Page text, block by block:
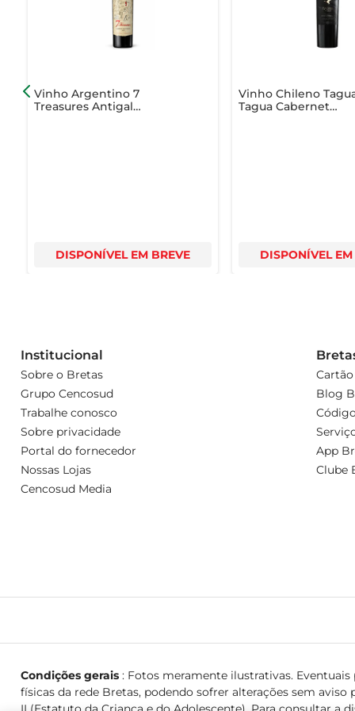
Vinho Argentino 7
Treasures Antigal
DISPONÍVEL EM BREVE
Vinho Chileno
Tagua Cabernet
DISPONÍVEL EM
Institucional
Sobre o Bretas
Grupo Cencosud
Trabalhe conosco
Sobre privacidade
Portal do fornecedor
Nossas Lojas
Cencosud Media
Blog
App
Clube
Condições gerais: Fotos meramente ilustrativas. Eventuais
físicas da rede Bretas, podendo sofrer alterações sem aviso